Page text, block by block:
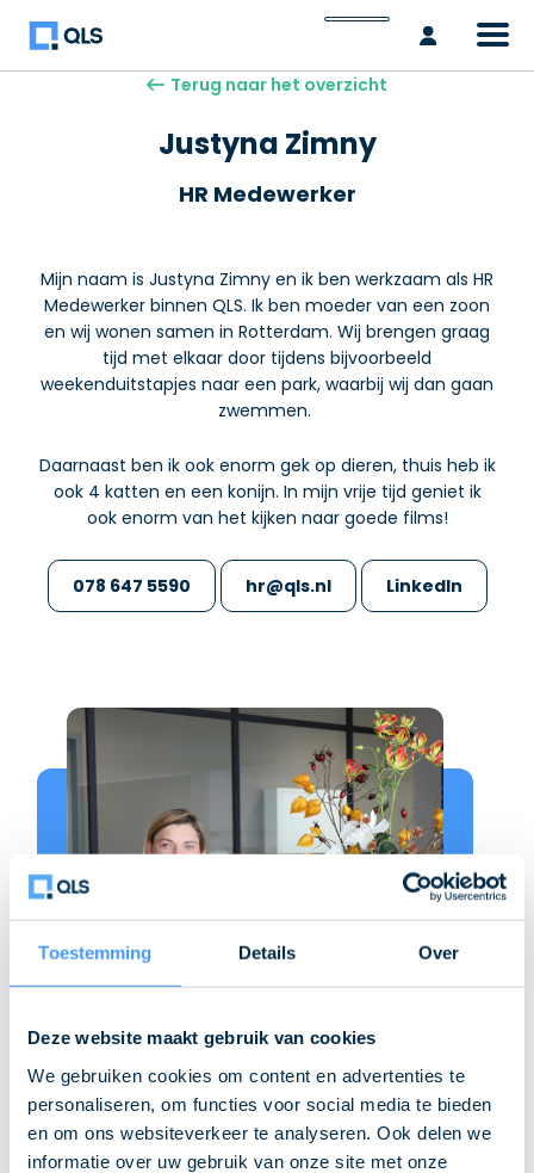
Toestemming Details Over
Deze website maakt gebruik van cookies
We gebruiken cookies om content en advertenties te
personaliseren, om functies voor social media te bieden
en om ons websiteverkeer te analyseren. Ook delen we
informatie over uw gebruik van onze site met onze
Terug naar het overzicht
Justyna Zimny
HR Medewerker
Mijn naam is Justyna Zimny en ik ben werkzaam als HR
Medewerker binnen QLS. Ik ben moeder van een zoon
en wij wonen samen in Rotterdam. Wij brengen graag
tijd met elkaar door tijdens bijvoorbeeld
weekenduitstapjes naar een park, waarbij wij dan gaan
zwemmen.
Daarnaast ben ik ook enorm gek op dieren, thuis heb ik
ook 4 katten en een konijn. In mijn vrije tijd geniet ik
ook enorm van het kijken naar goede films!
078 647 5590 hr@qls.nl LinkedIn